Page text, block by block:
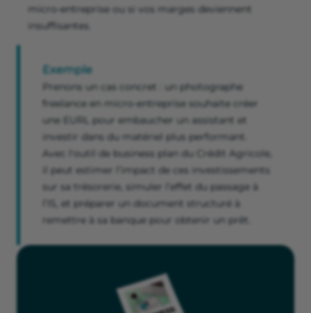
micro-entreprise ou si vos marges deviennent
insuffisantes.
Exemple
Prenons un cas concret : un photographe
freelance en micro-entreprise souhaite créer
une EURL pour embaucher un assistant et
investir dans du matériel plus performant.
Avec l'outil de business plan du Crédit Agricole,
il peut estimer l’impact de ces investissements
sur sa trésorerie, simuler l’effet du passage à
l’IS, et préparer un document structuré à
remettre à sa banque pour obtenir un prêt.